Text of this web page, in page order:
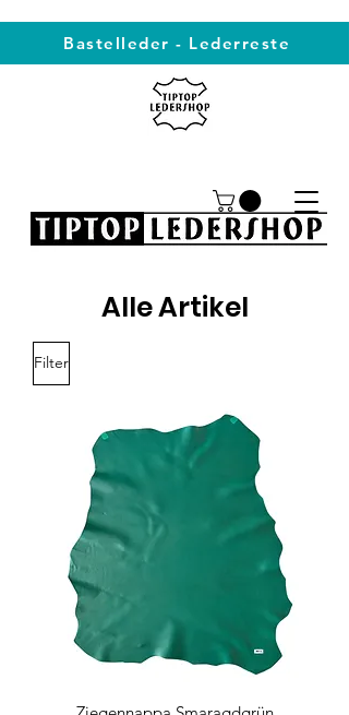
Bastelleder - Lederreste
Alle Artikel
Filter